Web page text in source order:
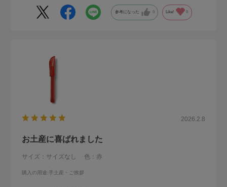
参考になった 0 Like! 0
2026.2.8
お土産に喜ばれました
サイズ：サイズなし 色：赤
購入の用途:手土産・ご挨拶